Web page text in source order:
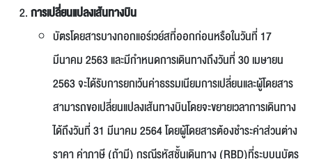
การเปลี่ยนแปลงเส้นทางบิน
บัตรโดยสารบางกอกแอร์เวย์สที่ออกก่อนหรือในวันที่ 17
มีนาคม 2563 และมีกำหนดการเดินทางถึงวันที่ 30 เมษายน
2563 จะได้รับการยกเว้นค่าธรรมเนียมการเปลี่ยนและผู้โดยสาร
สามารถขอเปลี่ยนแปลงเส้นทางบินโดยจะขยายเวลาการเดินทาง
ได้ถึงวันที่ 31 มีนาคม 2564 โดยผู้โดยสารต้องชำระค่าส่วนต่าง
ราคา ค่าภาษี (ถ้ามี) กรณีรหัสชั้นเดินทาง (RBD)ที่ระบุบนบัตร